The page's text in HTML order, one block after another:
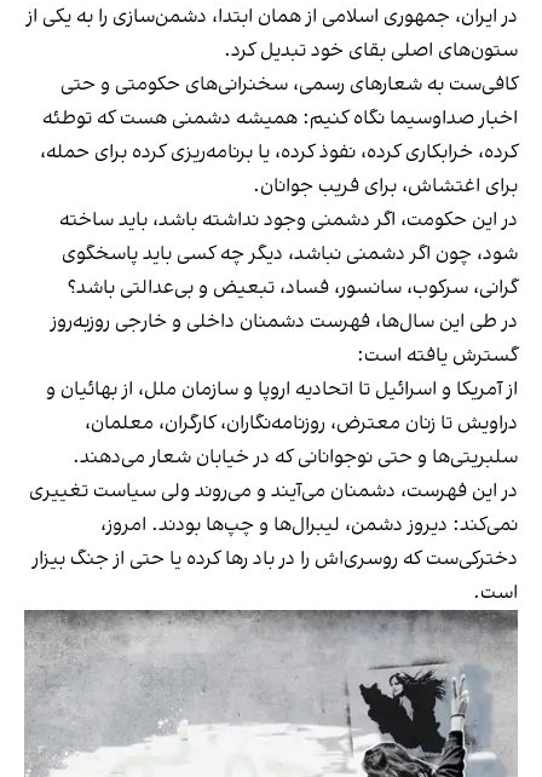
در ایران، جمهوری اسلامی از همان ابتدا، دشمن‌سازی را به یکی از
ستون‌های اصلی بقای خود تبدیل کرد.
کافی‌ست به شعارهای رسمی، سخنرانی‌های حکومتی و حتی
اخبار صداوسیما نگاه کنیم: همیشه دشمنی هست که توطئه
کرده، خرابکاری کرده، نفوذ کرده، یا برنامه‌ریزی کرده برای حمله،
برای اغتشاش، برای فریب جوانان.
در این حکومت، اگر دشمنی وجود نداشته باشد، باید ساخته
شود، چون اگر دشمنی نباشد، دیگر چه‌ کسی باید پاسخگوی
گرانی، سرکوب، سانسور، فساد، تبعیض و بی‌عدالتی باشد؟
در طی این سال‌ها، فهرست دشمنان داخلی و خارجی روزبه‌روز
گسترش یافته است:
از آمریکا و اسرائیل تا اتحادیه اروپا و سازمان ملل، از بهائیان و
دراویش تا زنان معترض، روزنامه‌نگاران، کارگران، معلمان،
سلبریتی‌ها و حتی نوجوانانی که در خیابان شعار می‌دهند.
در این فهرست، دشمنان می‌آیند و می‌روند ولی سیاست تغییری
نمی‌کند: دیروز دشمن، لیبرال‌ها و چپ‌ها بودند. امروز،
دخترکی‌ست که روسری‌اش را در باد رها کرده یا حتی از جنگ بیزار
است.